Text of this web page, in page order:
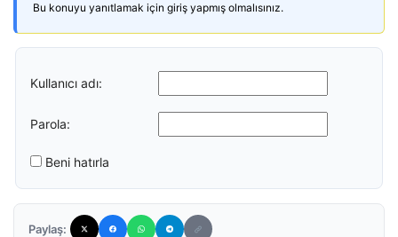
Bu konuyu yanıtlamak için giriş yapmış olmalısınız.
Kullanıcı adı:
Parola:
Beni hatırla
Paylaş: